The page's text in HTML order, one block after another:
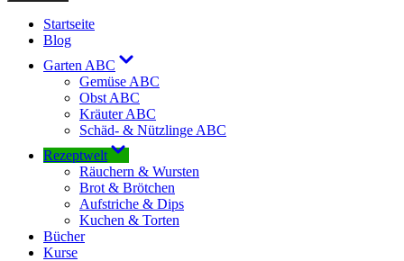
Startseite
Blog
Garten ABC
menu
Gemüse ABC
Obst ABC
Kräuter ABC
Schäd- & Nützlinge ABC
Rezeptwelt
Show
sub
menu
Räuchern & Wursten
Brot & Brötchen
Aufstriche & Dips
Kuchen & Torten
Bücher
Kurse